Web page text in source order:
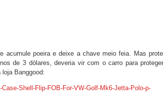
acumule poeira e deixe a chave meio feia. Mas
de 3 dólares, deveria vir com o carro para
Banggood:
Shell-Flip-FOB-For-VW-Golf-Mk6-Jetta-Polo-p-